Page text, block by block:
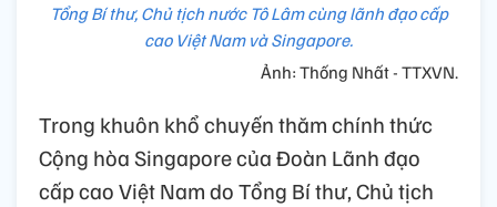
Tổng Bí thư, Chủ tịch nước Tô Lâm cùng lãnh đạo cấp
cao Việt Nam và Singapore.
Ảnh: Thống Nhất - TTXVN.
Trong khuôn khổ chuyến thăm chính thức
Cộng hòa Singapore của Đoàn Lãnh đạo
cấp cao Việt Nam do Tổng Bí thư, Chủ tịch